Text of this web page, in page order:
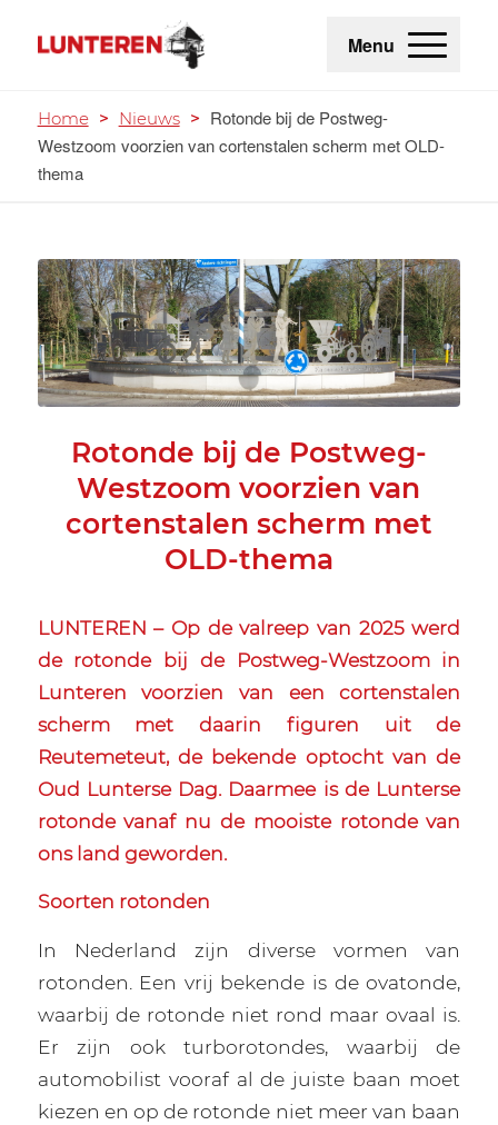
Menu
Home > Nieuws > Rotonde bij de Postweg-
Westzoom voorzien van cortenstalen scherm met OLD-
thema
Rotonde bij de Postweg-
Westzoom voorzien van
cortenstalen scherm met
OLD-thema
LUNTEREN – Op de valreep van 2025 werd
de rotonde bij de Postweg-Westzoom in
Lunteren voorzien van een cortenstalen
scherm met daarin figuren uit de
Reutemeteut, de bekende optocht van de
Oud Lunterse Dag. Daarmee is de Lunterse
rotonde vanaf nu de mooiste rotonde van
ons land geworden.
Soorten rotonden
In Nederland zijn diverse vormen van
rotonden. Een vrij bekende is de ovatonde,
waarbij de rotonde niet rond maar ovaal is.
Er zijn ook turborotondes, waarbij de
automobilist vooraf al de juiste baan moet
kiezen en op de rotonde niet meer van baan